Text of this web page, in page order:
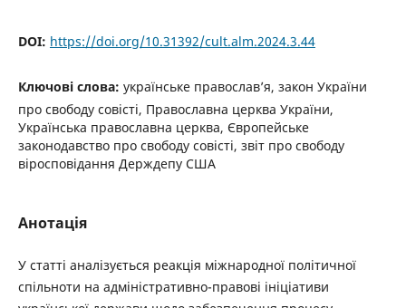
DOI: https://doi.org/10.31392/cult.alm.2024.3.44
Ключові слова: українське православ’я, закон України
про свободу совісті, Православна церква України,
Українська православна церква, Європейське
законодавство про свободу совісті, звіт про свободу
віросповідання Держдепу США
Анотація
У статті аналізується реакція міжнародної політичної
спільноти на адміністративно-правові ініціативи